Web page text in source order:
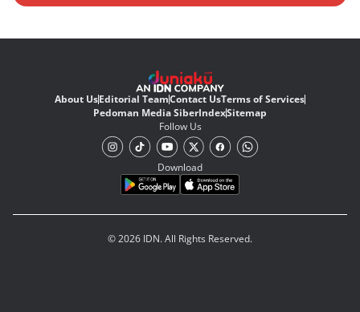
About UsEditorial TeamContact UsTerms of Services
Pedoman Media SiberIndexSitemap
Follow Us
Download
© 2026 IDN. All Rights Reserved.